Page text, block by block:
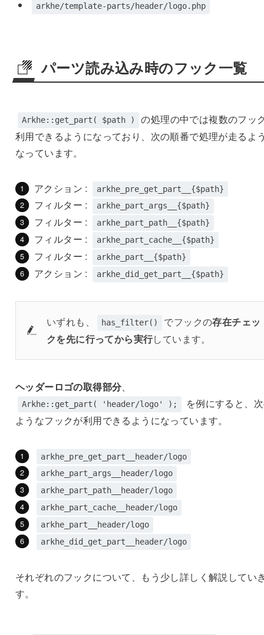
arkhe/template-parts/header/logo.php
パーツ読み込み時のフック一覧
Arkhe::get_part( $path )
の処理の中では複数のフッ
利用できるようになっており、次の順番で処理が走るよ
なっています。
アクション : arkhe_pre_get_part__{$path}
フィルター : arkhe_part_args__{$path}
フィルター : arkhe_part_path__{$path}
フィルター : arkhe_part_cache__{$path}
フィルター : arkhe_part__{$path}
アクション : arkhe_did_get_part__{$path}
いずれも、 has_filter() でフックの存在チェッ
クを先に行ってから実行しています。
ヘッダーロゴの取得部分、
Arkhe::get_part( 'header/logo' );
を例にすると、
ようなフックが利用できるようになっています。
arkhe_pre_get_part__header/logo
arkhe_part_args__header/logo
arkhe_part_path__header/logo
arkhe_part_cache__header/logo
arkhe_part__header/logo
arkhe_did_get_part__header/logo
それぞれのフックについて、もう少し詳しく解説してい
す。